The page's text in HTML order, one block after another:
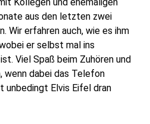
aus den letzten zwei
Wir erfahren auch, wie es ihm
er selbst mal ins
Viel Spaß beim Zuhören und
dabei das Telefon
unbedingt Elvis Eifel dran